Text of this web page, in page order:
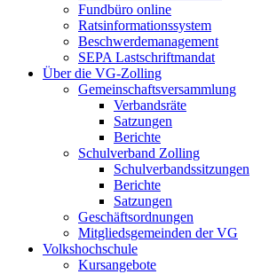
Fundbüro online
Ratsinformationssystem
Beschwerdemanagement
SEPA Lastschriftmandat
Über die VG-Zolling
Gemeinschaftsversammlung
Verbandsräte
Satzungen
Berichte
Schulverband Zolling
Schulverbandssitzungen
Berichte
Satzungen
Geschäftsordnungen
Mitgliedsgemeinden der VG
Volkshochschule
Kursangebote